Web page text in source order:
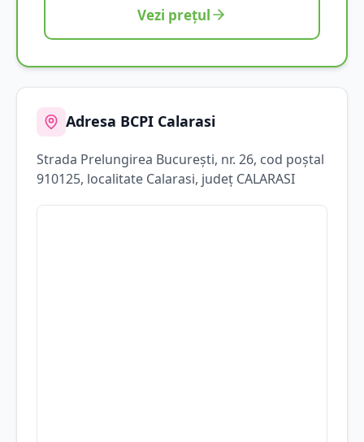
Vezi prețul
Adresa BCPI Calarasi
Strada Prelungirea Bucureşti, nr. 26, cod poștal
910125, localitate Calarasi, județ CALARASI